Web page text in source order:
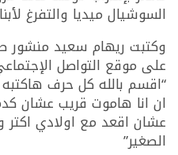
السوشيال ميديا والتفرغ
وكتبت ريهام سعيد منشور
على موقع التواصل
“اقسم بالله كل حرف
ان انا هاموت قريب عشان
عشان اقعد مع اولادي
الصغير”